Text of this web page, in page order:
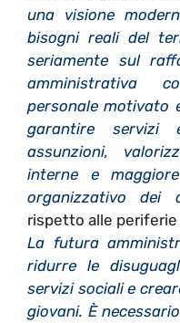
una visione
bisogni reali del
seriamente sul
amministrativa
personale motivato
garantire servizi
assunzioni,
interne e
organizzativo dei
rispetto alle periferie
La futura
ridurre le
servizi sociali e
giovani. È